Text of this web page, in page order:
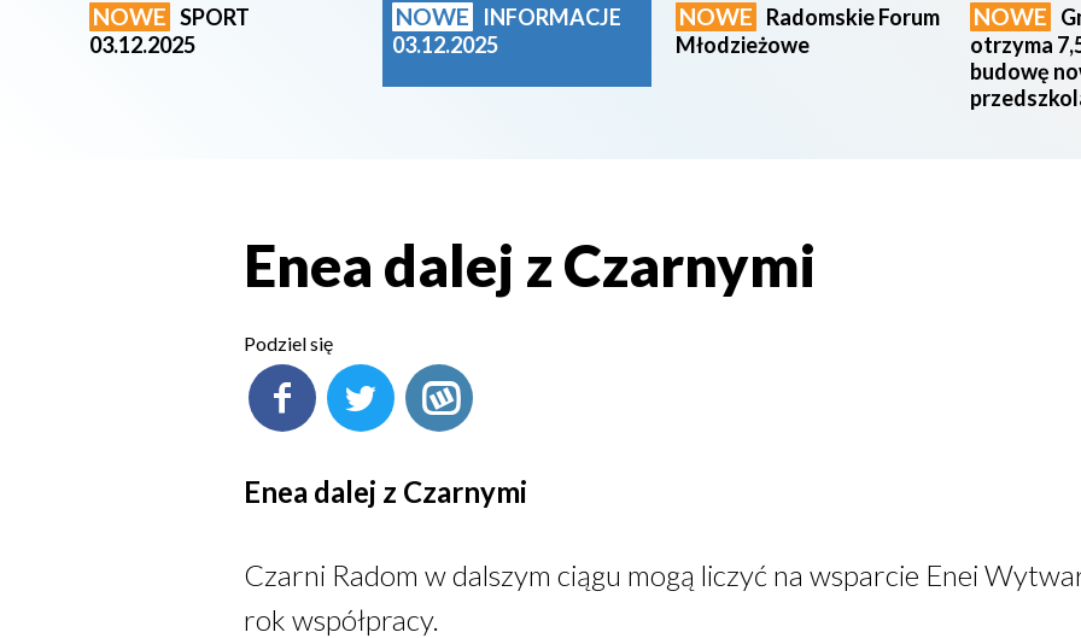
NOWE SPORT
03.12.2025
NOWE
INFORMACJE
03.12.2025
NOWE Radomskie Forum
Młodzieżowe
NOWE
otrzyma
budowę
Enea dalej z Czarnymi
Podziel się
Enea dalej z Czarnymi
Czarni Radom w dalszym ciągu mogą liczyć na wsparcie Enei
rok współpracy.